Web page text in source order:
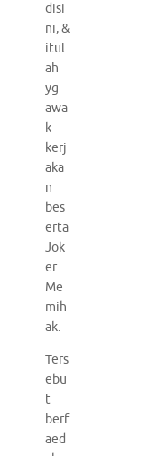
disi
ni, &
itul
ah
yg
awa
k
kerj
aka
n
bes
erta
Jok
er
Me
mih
ak.
Ters
ebu
t
berf
aed